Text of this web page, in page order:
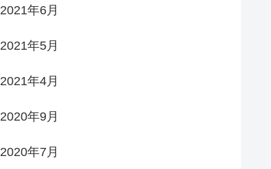
2021年6月
2021年5月
2021年4月
2020年9月
2020年7月